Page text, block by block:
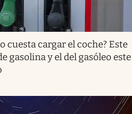
cuesta cargar el coche? Este
gasolina y el del gasóleo este